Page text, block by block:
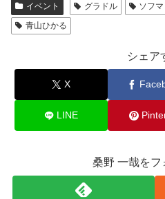
イベント グラドル
ソフ
青山ひかる
シェア
X
LINE
桑野 一哉をフ